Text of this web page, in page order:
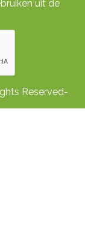
uit de
Reserved-